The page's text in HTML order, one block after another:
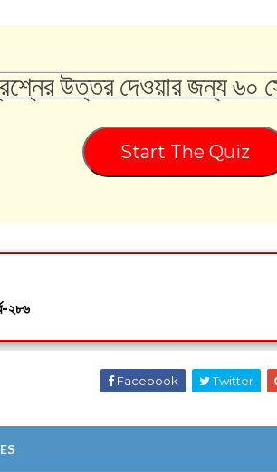
উত্তর দেওয়ার জন্য ৬০
Start The Quiz
২৮৬
Facebook Twitter